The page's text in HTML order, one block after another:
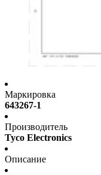
Маркировка
643267-1
Производитель
Tyco Electronics
Описание